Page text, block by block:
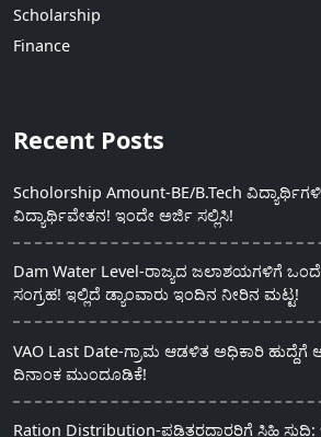
Scholarship
Finance
Recent Posts
Scholorship Amount-BE/B.Tech
ವಿದ್ಯಾರ್ಥಿವೇತನ! ಇಂದೇ ಅರ್ಜಿ ಸಲ್ಲಿಸಿ!
Dam Water Level-ರಾಜ್ಯದ ಜಲಾಶಯಗಳಿಗೆ
ಸಂಗ್ರಹ! ಇಲ್ಲಿದೆ ಡ್ಯಾಂವಾರು ಇಂದಿನ ನೀರಿನ ಮಟ್ಟ!
VAO Last Date-ಗ್ರಾಮ ಆಡಳಿತ ಅಧಿಕಾರಿ
ದಿನಾಂಕ ಮುಂದೂಡಿಕೆ!
Ration Distribution-ಪಡಿತರದಾರರಿಗೆ ಸಿಹಿ ಸುದ್ದಿ: